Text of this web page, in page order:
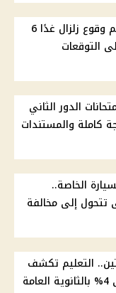
البحوث الفلكية تحسم مزاعم وقوع زلزال غدًا 6
التوقعات
الدور الثاني
كاملة والمستندات
الخاصة..
تتحول إلى مخالفة
التعليم تكشف